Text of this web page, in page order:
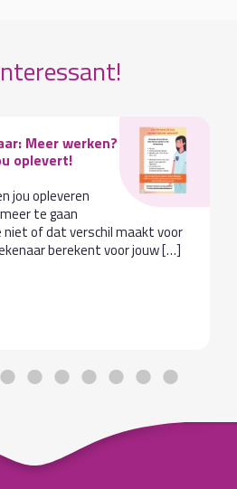
Meer werken?
oplevert!
jou opleveren
te gaan
niet of dat verschil maakt voor
berekent voor jouw […]